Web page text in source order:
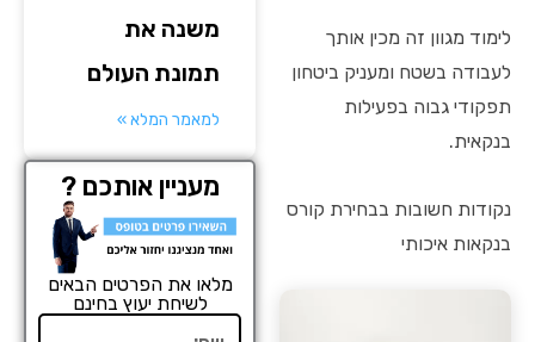
לימוד מגוון זה מכין אותך
לעבודה בשטח ומעניק ביטחון
תפקודי גבוה בפעילות
בנקאית.
נקודות חשובות בבחירת קורס
בנקאות איכותי
משנה את
תמונת העולם
למאמר המלא »
מעניין אותכם ?
מלאו את הפרטים הבאים
לשיחת יעוץ בחינם